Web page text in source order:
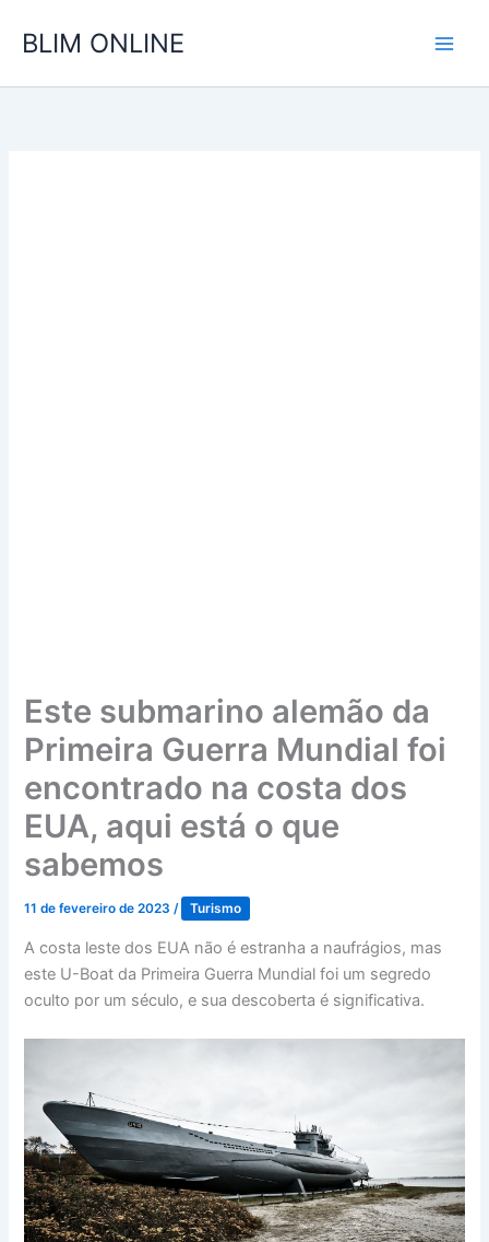
para
conteúdo
BLIM ONLINE
Este submarino alemão da
Primeira Guerra Mundial foi
encontrado na costa dos
EUA, aqui está o que
sabemos
11 de fevereiro de 2023/ Turismo
A costa leste dos EUA não é estranha a naufrágios, mas
este U-Boat da Primeira Guerra Mundial foi um segredo
oculto por um século, e sua descoberta é significativa.